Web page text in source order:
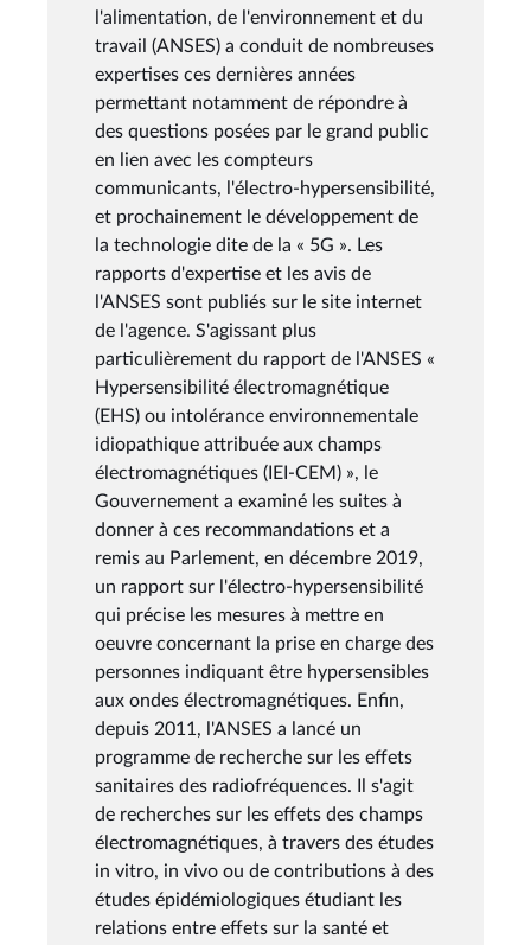
l'alimentation, de l'environnement et du
travail (ANSES) a conduit de nombreuses
expertises ces dernières années
permettant notamment de répondre à
des questions posées par le grand public
en lien avec les compteurs
communicants, l'électro-hypersensibilité,
et prochainement le développement de
la technologie dite de la « 5G ». Les
rapports d'expertise et les avis de
l'ANSES sont publiés sur le site internet
de l'agence. S'agissant plus
particulièrement du rapport de l'ANSES «
Hypersensibilité électromagnétique
(EHS) ou intolérance environnementale
idiopathique attribuée aux champs
électromagnétiques (IEI-CEM) », le
Gouvernement a examiné les suites à
donner à ces recommandations et a
remis au Parlement, en décembre 2019,
un rapport sur l'électro-hypersensibilité
qui précise les mesures à mettre en
oeuvre concernant la prise en charge des
personnes indiquant être hypersensibles
aux ondes électromagnétiques. Enfin,
depuis 2011, l'ANSES a lancé un
programme de recherche sur les effets
sanitaires des radiofréquences. Il s'agit
de recherches sur les effets des champs
électromagnétiques, à travers des études
in vitro, in vivo ou de contributions à des
études épidémiologiques étudiant les
relations entre effets sur la santé et